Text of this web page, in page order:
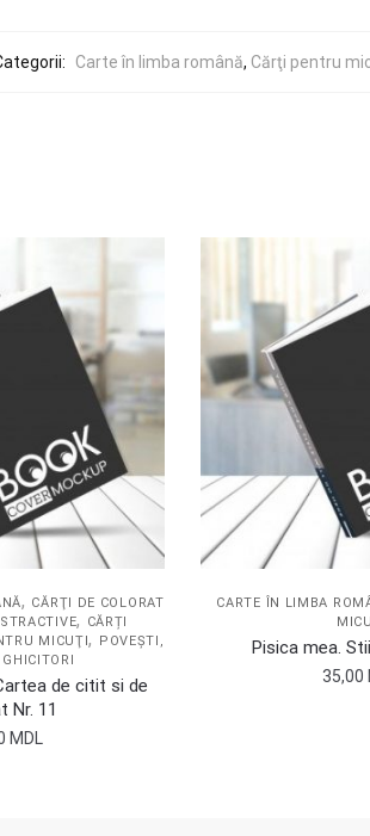
Carte în limba română, Cărţi pentru
, CĂRŢI DE COLORAT
,
CĂRȚI
MICUŢI,
POVEŞTI,
de citit si de
Nr. 11
MDL
CARTE ÎN LIMBA
Pisica mea.
35,00